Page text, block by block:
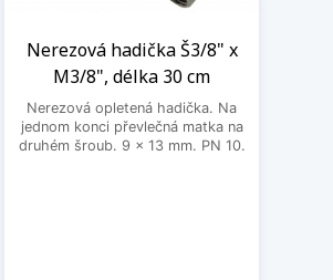
Nerezová hadička Š3/8" x
M3/8", délka 30 cm
Nerezová opletená hadička. Na
jednom konci převlečná matka na
druhém šroub. 9 x 13 mm. PN 10.